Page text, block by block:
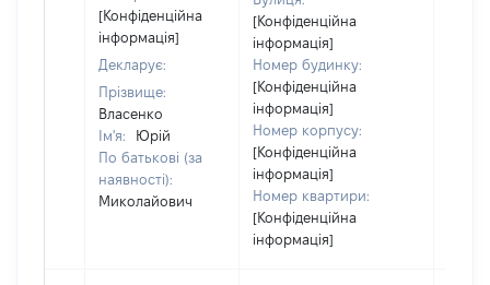
[Конфіденційна
інформація]
Декларує:
Прізвище:
Власенко
Ім'я:
Юрій
По батькові (за
наявності):
Миколайович
[Конфіденційна
інформація]
Номер будинку:
[Конфіденційна
інформація]
Номер корпусу:
[Конфіденційна
інформація]
Номер квартири:
[Конфіденційна
інформація]